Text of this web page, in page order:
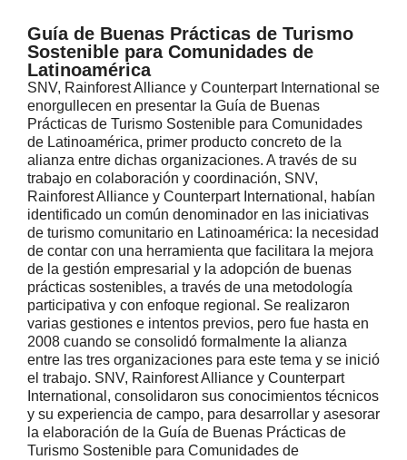
Guía de Buenas Prácticas de Turismo
Sostenible para Comunidades de
Latinoamérica
SNV, Rainforest Alliance y Counterpart International se
enorgullecen en presentar la Guía de Buenas
Prácticas de Turismo Sostenible para Comunidades
de Latinoamérica, primer producto concreto de la
alianza entre dichas organizaciones. A través de su
trabajo en colaboración y coordinación, SNV,
Rainforest Alliance y Counterpart International, habían
identificado un común denominador en las iniciativas
de turismo comunitario en Latinoamérica: la necesidad
de contar con una herramienta que facilitara la mejora
de la gestión empresarial y la adopción de buenas
prácticas sostenibles, a través de una metodología
participativa y con enfoque regional. Se realizaron
varias gestiones e intentos previos, pero fue hasta en
2008 cuando se consolidó formalmente la alianza
entre las tres organizaciones para este tema y se inició
el trabajo. SNV, Rainforest Alliance y Counterpart
International, consolidaron sus conocimientos técnicos
y su experiencia de campo, para desarrollar y asesorar
la elaboración de la Guía de Buenas Prácticas de
Turismo Sostenible para Comunidades de